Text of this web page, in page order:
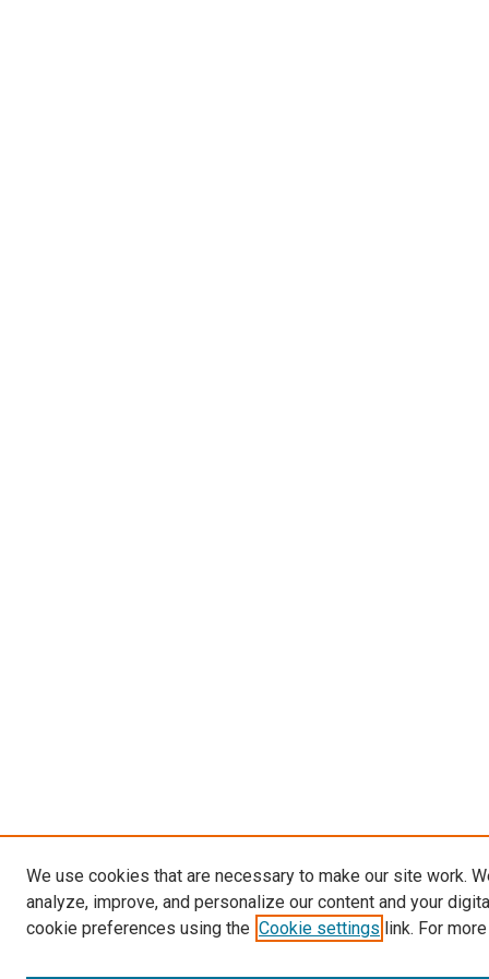
We use cookies that are necessary to make our site work.
analyze, improve, and personalize our content and your
cookie preferences using the Cookie settings link. For